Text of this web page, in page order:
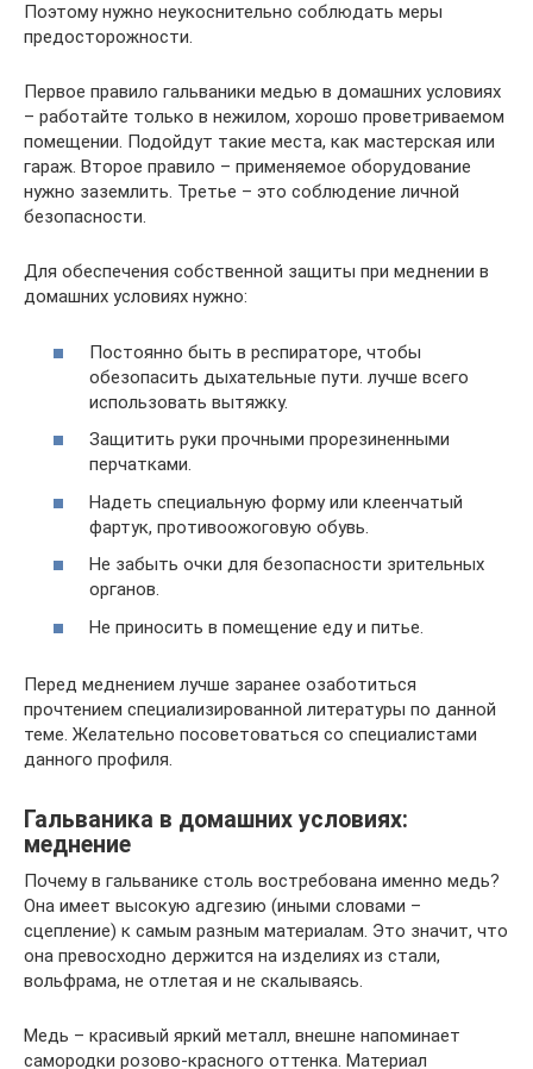
Поэтому нужно неукоснительно соблюдать меры
предосторожности.
Первое правило гальваники медью в домашних условиях
– работайте только в нежилом, хорошо проветриваемом
помещении. Подойдут такие места, как мастерская или
гараж. Второе правило – применяемое оборудование
нужно заземлить. Третье – это соблюдение личной
безопасности.
Для обеспечения собственной защиты при меднении в
домашних условиях нужно:
Постоянно быть в респираторе, чтобы
обезопасить дыхательные пути. лучше всего
использовать вытяжку.
Защитить руки прочными прорезиненными
перчатками.
Надеть специальную форму или клеенчатый
фартук, противоожоговую обувь.
Не забыть очки для безопасности зрительных
органов.
Не приносить в помещение еду и питье.
Перед меднением лучше заранее озаботиться
прочтением специализированной литературы по данной
теме. Желательно посоветоваться со специалистами
данного профиля.
Гальваника в домашних условиях:
меднение
Почему в гальванике столь востребована именно медь?
Она имеет высокую адгезию (иными словами –
сцепление) к самым разным материалам. Это значит, что
она превосходно держится на изделиях из стали,
вольфрама, не отлетая и не скалываясь.
Медь – красивый яркий металл, внешне напоминает
самородки розово-красного оттенка. Материал